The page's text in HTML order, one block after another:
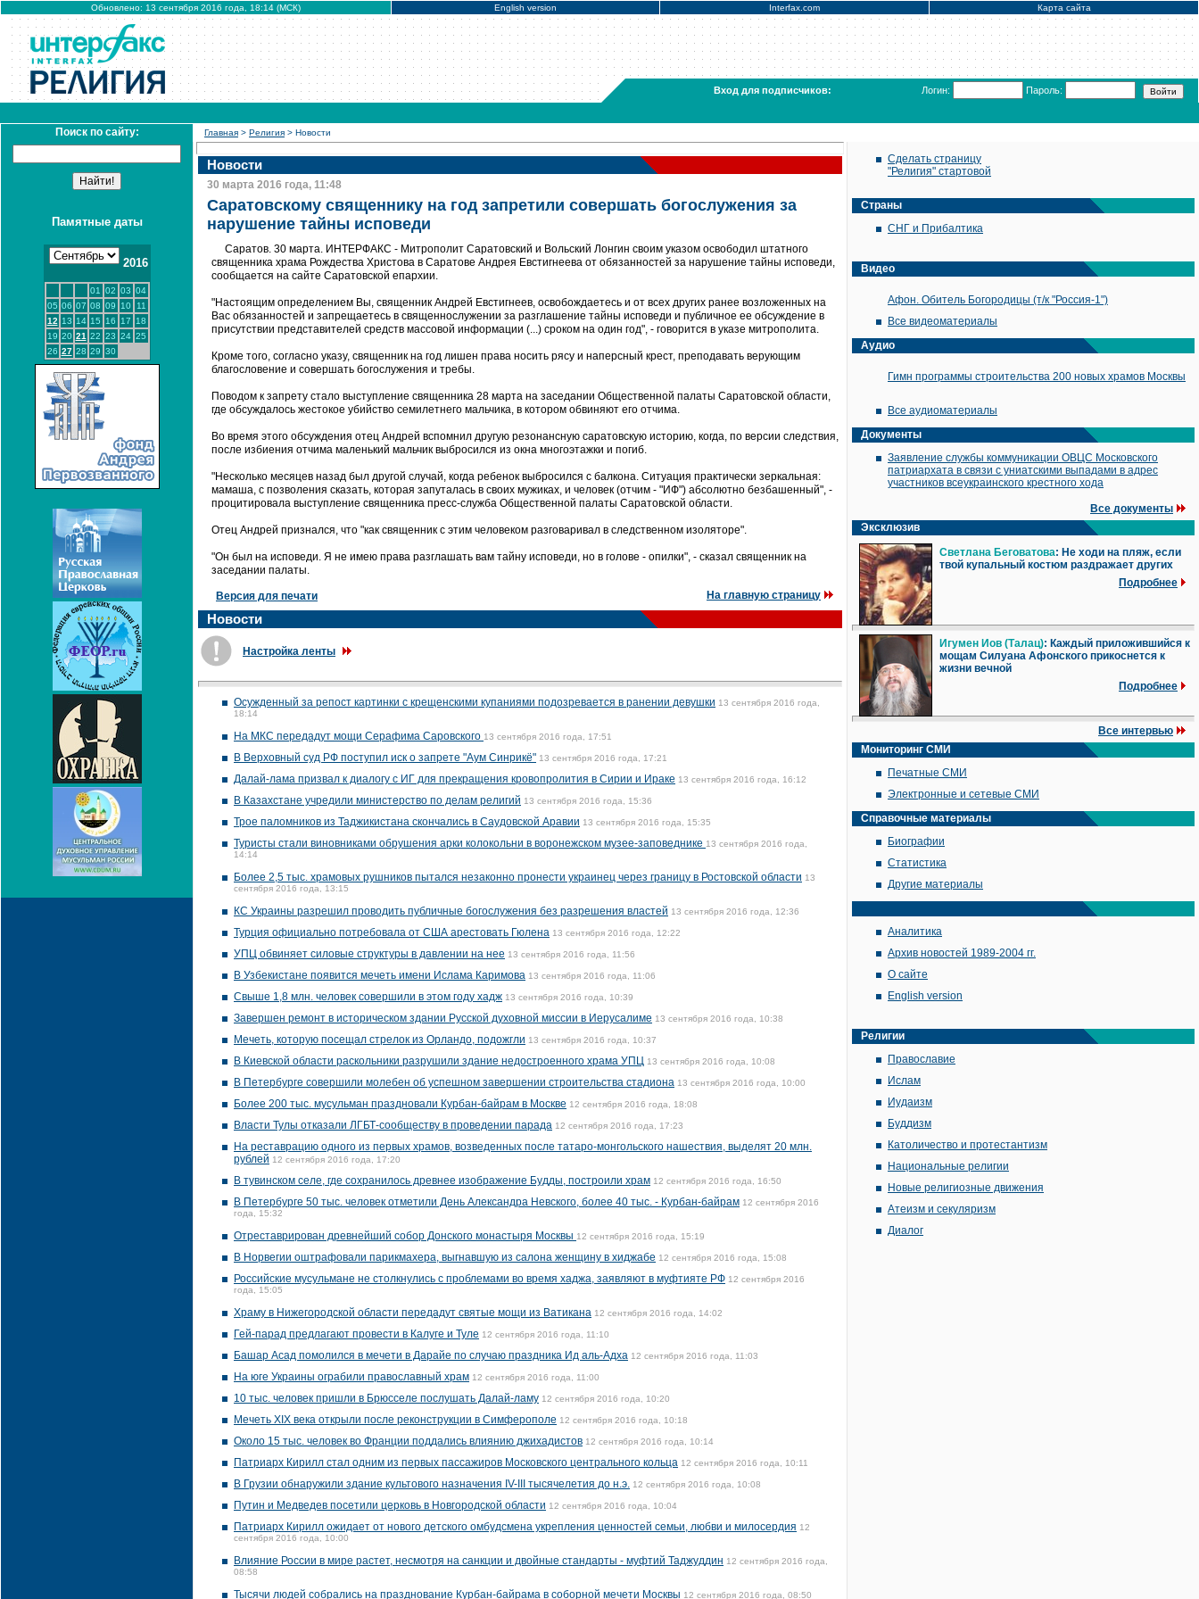
Обновлено: 13 сентября 2016 года, 18:14 (МСК) English version Interfax.com Карта сайта
Вход для подписчиков: Логин: Пароль:
Поиск по сайту:
Памятные даты
2016
01 02 03 04
05 06 07 08 09 10
11
12 13 14 15 16 17
18
19 20 21 22 23 24 25
26 27 28 29 30
Главная > Религия > Новости
Новости
30 марта 2016 года, 11:48
Саратовскому священнику на год запретили совершать богослужения за
нарушение тайны исповеди
Саратов. 30 марта. ИНТЕРФАКС - Митрополит Саратовский и Вольский Лонгин своим указом освободил штатного
священника храма Рождества Христова в Саратове Андрея Евстигнеева от обязанностей за нарушение тайны исповеди,
сообщается на сайте Саратовской епархии.
"Настоящим определением Вы, священник Андрей Евстигнеев, освобождаетесь и от всех других ранее возложенных на
Вас обязанностей и запрещаетесь в священнослужении за разглашение тайны исповеди и публичное ее обсуждение в
присутствии представителей средств массовой информации (...) сроком на один год", - говорится в указе митрополита.
Кроме того, согласно указу, священник на год лишен права носить рясу и наперсный крест, преподавать верующим
благословение и совершать богослужения и требы.
Поводом к запрету стало выступление священника 28 марта на заседании Общественной палаты Саратовской области,
где обсуждалось жестокое убийство семилетнего мальчика, в котором обвиняют его отчима.
Во время этого обсуждения отец Андрей вспомнил другую резонансную саратовскую историю, когда, по версии следствия,
после избиения отчима маленький мальчик выбросился из окна многоэтажки и погиб.
"Несколько месяцев назад был другой случай, когда ребенок выбросился с балкона. Ситуация практически зеркальная:
мамаша, с позволения сказать, которая запуталась в своих мужиках, и человек (отчим - "ИФ") абсолютно безбашенный", -
процитировала выступление священника пресс-служба Общественной палаты Саратовской области.
Отец Андрей признался, что "как священник с этим человеком разговаривал в следственном изоляторе".
"Он был на исповеди. Я не имею права разглашать вам тайну исповеди, но в голове - опилки", - сказал священник на
заседании палаты.
Версия для печати На главную страницу
Новости
Настройка ленты
Осужденный за репост картинки с крещенскими купаниями подозревается в ранении девушки 13 сентября 2016 года,
18:14
На МКС передадут мощи Серафима Саровского 13 сентября 2016 года, 17:51
В Верховный суд РФ поступил иск о запрете "Аум Синрикё" 13 сентября 2016 года, 17:21
Далай-лама призвал к диалогу с ИГ для прекращения кровопролития в Сирии и Ираке 13 сентября 2016 года, 16:12
В Казахстане учредили министерство по делам религий 13 сентября 2016 года, 15:36
Трое паломников из Таджикистана скончались в Саудовской Аравии 13 сентября 2016 года, 15:35
Туристы стали виновниками обрушения арки колокольни в воронежском музее-заповеднике 13 сентября 2016 года,
14:14
Более 2,5 тыс. храмовых рушников пытался незаконно пронести украинец через границу в Ростовской области 13
сентября 2016 года, 13:15
КС Украины разрешил проводить публичные богослужения без разрешения властей 13 сентября 2016 года, 12:36
Турция официально потребовала от США арестовать Гюлена 13 сентября 2016 года, 12:22
УПЦ обвиняет силовые структуры в давлении на нее 13 сентября 2016 года, 11:56
В Узбекистане появится мечеть имени Ислама Каримова 13 сентября 2016 года, 11:06
Свыше 1,8 млн. человек совершили в этом году хадж 13 сентября 2016 года, 10:39
Завершен ремонт в историческом здании Русской духовной миссии в Иерусалиме 13 сентября 2016 года, 10:38
Мечеть, которую посещал стрелок из Орландо, подожгли 13 сентября 2016 года, 10:37
В Киевской области раскольники разрушили здание недостроенного храма УПЦ 13 сентября 2016 года, 10:08
В Петербурге совершили молебен об успешном завершении строительства стадиона 13 сентября 2016 года, 10:00
Более 200 тыс. мусульман праздновали Курбан-байрам в Москве 12 сентября 2016 года, 18:08
Власти Тулы отказали ЛГБТ-сообществу в проведении парада 12 сентября 2016 года, 17:23
На реставрацию одного из первых храмов, возведенных после татаро-монгольского нашествия, выделят 20 млн.
рублей 12 сентября 2016 года, 17:20
В тувинском селе, где сохранилось древнее изображение Будды, построили храм 12 сентября 2016 года, 16:50
В Петербурге 50 тыс. человек отметили День Александра Невского, более 40 тыс. - Курбан-байрам 12 сентября 2016
года, 15:32
Отреставрирован древнейший собор Донского монастыря Москвы 12 сентября 2016 года, 15:19
В Норвегии оштрафовали парикмахера, выгнавшую из салона женщину в хиджабе 12 сентября 2016 года, 15:08
Российские мусульмане не столкнулись с проблемами во время хаджа, заявляют в муфтияте РФ 12 сентября 2016
года, 15:05
Храму в Нижегородской области передадут святые мощи из Ватикана 12 сентября 2016 года, 14:02
Гей-парад предлагают провести в Калуге и Туле 12 сентября 2016 года, 11:10
Башар Асад помолился в мечети в Дарайе по случаю праздника Ид аль-Адха 12 сентября 2016 года, 11:03
На юге Украины ограбили православный храм 12 сентября 2016 года, 11:00
10 тыс. человек пришли в Брюсселе послушать Далай-ламу 12 сентября 2016 года, 10:20
Мечеть XIX века открыли после реконструкции в Симферополе 12 сентября 2016 года, 10:18
Около 15 тыс. человек во Франции поддались влиянию джихадистов 12 сентября 2016 года, 10:14
Патриарх Кирилл стал одним из первых пассажиров Московского центрального кольца 12 сентября 2016 года, 10:11
В Грузии обнаружили здание культового назначения IV-III тысячелетия до н.э. 12 сентября 2016 года, 10:08
Путин и Медведев посетили церковь в Новгородской области 12 сентября 2016 года, 10:04
Патриарх Кирилл ожидает от нового детского омбудсмена укрепления ценностей семьи, любви и милосердия 12
сентября 2016 года, 10:00
Влияние России в мире растет, несмотря на санкции и двойные стандарты - муфтий Таджуддин 12 сентября 2016 года,
08:58
Тысячи людей собрались на празднование Курбан-байрама в соборной мечети Москвы 12 сентября 2016 года, 08:50
Сделать страницу
"Религия" стартовой
Страны
СНГ и Прибалтика
Видео
Афон. Обитель Богородицы (т/к "Россия-1")
Все видеоматериалы
Аудио
Гимн программы строительства 200 новых храмов Москвы
Все аудиоматериалы
Документы
Заявление службы коммуникации ОВЦС Московского
патриархата в связи с униатскими выпадами в адрес
участников всеукраинского крестного хода
Все документы
Эксклюзив
Светлана Беговатова: Не ходи на пляж, если
твой купальный костюм раздражает других
Подробнее
Игумен Иов (Талац): Каждый приложившийся к
мощам Силуана Афонского прикоснется к
жизни вечной
Подробнее
Все интервью
Мониторинг СМИ
Печатные СМИ
Электронные и сетевые СМИ
Справочные материалы
Биографии
Статистика
Другие материалы
Аналитика
Архив новостей 1989-2004 гг.
О сайте
English version
Религии
Православие
Ислам
Иудаизм
Буддизм
Католичество и протестантизм
Национальные религии
Новые религиозные движения
Атеизм и секуляризм
Диалог